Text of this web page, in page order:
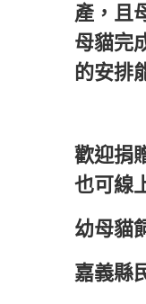
產，且
母貓完
的安排
歡迎捐
也可線
幼母貓
嘉義縣